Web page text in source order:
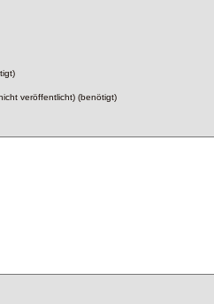
veröffentlicht) (benötigt)